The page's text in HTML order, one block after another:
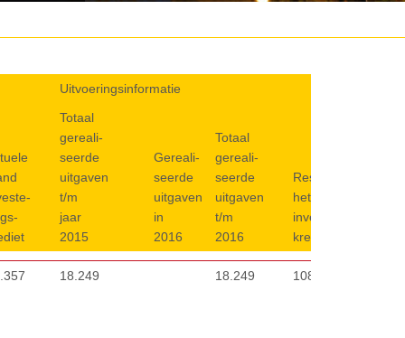
Uitvoeringsinformatie
Totaal
gereali-
seerde
uitgaven
t/m
jaar
2015
Gereali-
seerde
uitgaven
in
2016
Totaal
gereali-
seerde
uitgaven
t/m
2016
Restant van
het actuele
investerings-
krediet
Uitvoeringsinformatie
Totaal
gereali-
seerde
uitgaven
t/m jaar
2015
Gereali-
seerde
uitgaven
in 2016
gereali-
seerde
uitgaven
t/m
2016
het actuele
investerings-
krediet
18.249 18.249 108